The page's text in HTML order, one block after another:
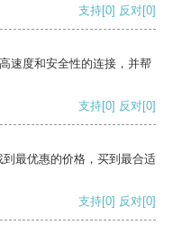
支持[0] 反对[0]
速度和安全性的连接，并帮
支持[0] 反对[0]
最优惠的价格，买到最合适
支持[0] 反对[0]